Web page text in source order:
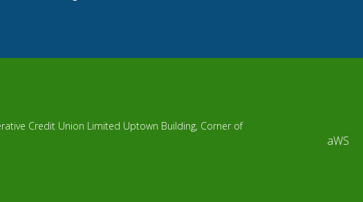
Credit Union Limited Uptown Building, Corner of
aWS